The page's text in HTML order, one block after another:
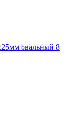
овальный 8